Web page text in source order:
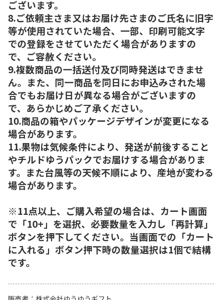
ございます。
8.ご依頼主さま又はお届け先さまのご氏名に旧字
等が使用されていた場合、一部、印刷可能文字
での登録をさせていただく場合がありますの
で、ご容赦ください。
9.複数商品の一括送付及び同時発送はできませ
ん。また、同一商品を同日にお申込みされた場
合でもお届け日が異なる場合がございますの
で、あらかじめご了承ください。
10.商品の箱やパッケージデザインが変更になる
場合があります。
11.果物は気候条件により、発送が前後すること
やチルドゆうパックでお届けする場合がありま
す。また台風等の天候不順により、産地が変わる
場合があります。
※11点以上、ご購入希望の場合は、カート画面
で「10+」を選択、必要数量を入力し「再計算」
ボタンを押下してください。当画面での「カート
に入れる」ボタン押下時の数量選択は1個で結構
です。